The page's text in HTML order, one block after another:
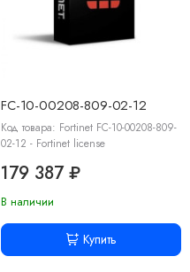
FC-10-00208-809-02-12
Код товара: Fortinet FC-10-00208-809-
02-12 - Fortinet license
179 387 ₽
В наличии
Купить